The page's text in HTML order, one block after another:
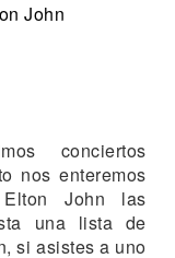
John
conciertos
nos enteremos
John las
una lista de
si asistes a uno